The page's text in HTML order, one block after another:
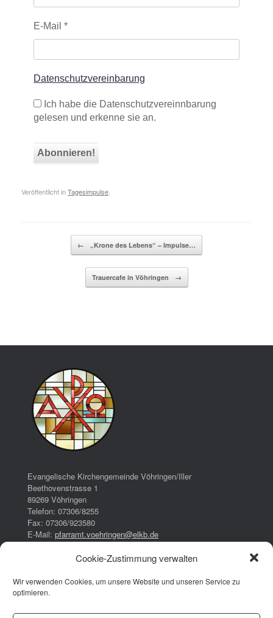
Cookie-Zustimmung verwalten
Wir verwenden Cookies, um unsere Website und unseren Service zu
optimieren.
E-Mail *
Datenschutzvereinbarung
Ich habe die Datenschutzvereinnbarung
gelesen und erkenne sie an.
Veröffentlicht inTagesimpulse
← „Krone des Lebens“ – Impulse…
Trauercafe in Vöhringen →
Evangelische Kirchengemeinde Vöhringen/Iller
Beethovenstrasse 1
89269 Vöhringen
Telefon: 07306/8255
Fax: 07306/923580
E-Mail: pfarramt.voehringen@elkb.de
16:00 – 17:00 Uhr
Donnerstag: